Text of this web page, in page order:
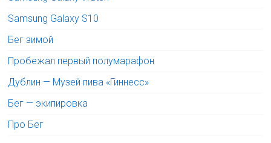
Samsung Galaxy S10
Бег зимой
Пробежал первый полумарафон
Дублин — Музей пива «Гиннесс»
Бег — экипировка
Про Бег